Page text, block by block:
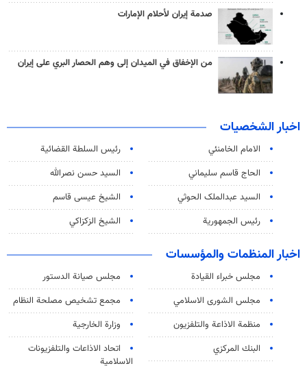
صدمة إيران لأحلام الإمارات
من الإخفاق في الميدان إلى وهم الحصار البري على إيران
اخبار الشخصيات
الامام الخامنئي
رئیس السلطة القضائیة
الحاج قاسم سليماني
السيد حسن نصرالله
السید عبدالملک الحوثي
الشيخ عيسى قاسم
رئيس الجمهورية
الشيخ الزكزاكي
اخبار المنظمات والمؤسسات
مجلس خبراء القيادة
مجلس صيانة الدستور
مجلس الشورى الاسلامي
مجمع تشخيص مصلحة النظام
منظمة الاذاعة والتلفزیون
وزارة الخارجية
البنك المركزي
اتحاد الاذاعات والتلفزيونات
الاسلامية